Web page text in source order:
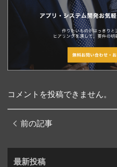
コメントを投稿できません。
前の記事
最新投稿